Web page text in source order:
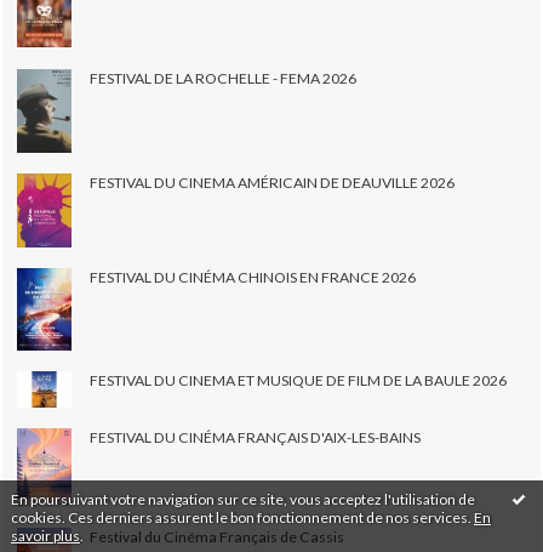
En poursuivant votre navigation sur ce site, vous acceptez l'utilisation de
cookies. Ces derniers assurent le bon fonctionnement de nos services. En
savoir plus
FESTIVAL DE LA ROCHELLE - FEMA 2026
FESTIVAL DU CINEMA AMÉRICAIN DE DEAUVILLE 2026
FESTIVAL DU CINÉMA CHINOIS EN FRANCE 2026
FESTIVAL DU CINEMA ET MUSIQUE DE FILM DE LA BAULE 2026
FESTIVAL DU CINÉMA FRANÇAIS D'AIX-LES-BAINS
Festival du Cinéma Français de Cassis